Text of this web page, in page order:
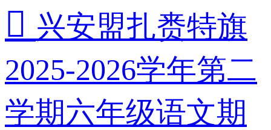
 兴安盟扎赉特旗
2025-2026学年第二
学期六年级语文期